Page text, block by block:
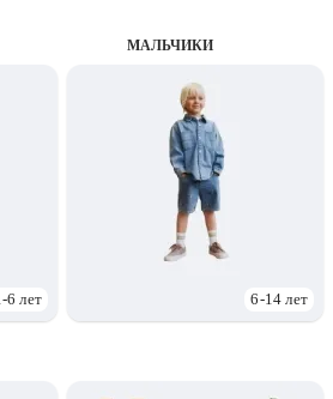
MАЛЬЧИКИ
6 лет 6-14 лет